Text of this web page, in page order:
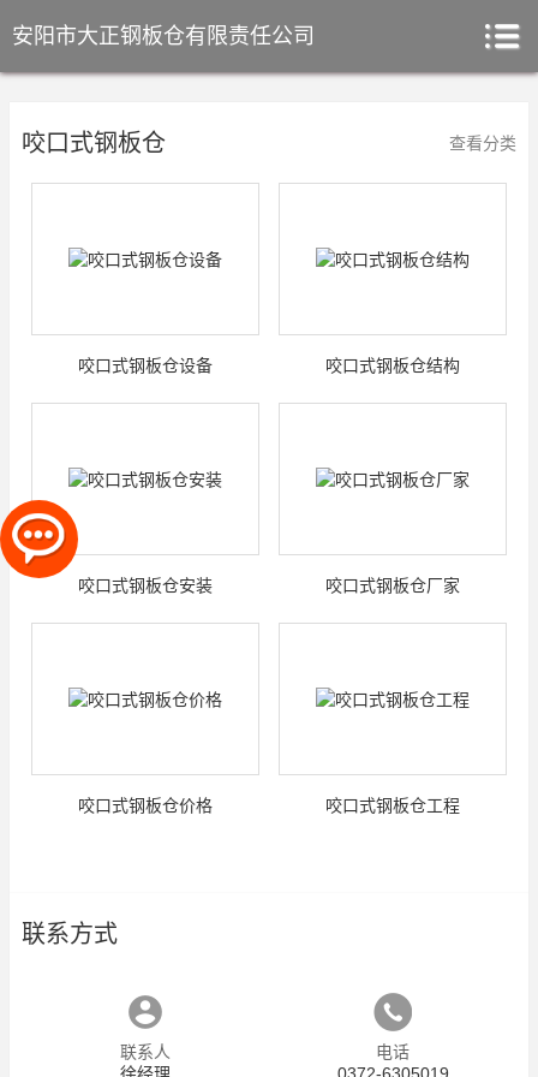
安阳市大正钢板仓有限责任公司
咬口式钢板仓 查看分类
咬口式钢板仓设备 咬口式钢板仓结构
咬口式钢板仓安装 咬口式钢板仓厂家
咬口式钢板仓价格 咬口式钢板仓工程
联系方式
联系人
电话